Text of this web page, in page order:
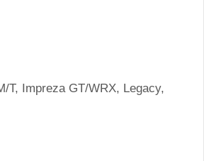
T, Impreza GT/WRX, Legacy,